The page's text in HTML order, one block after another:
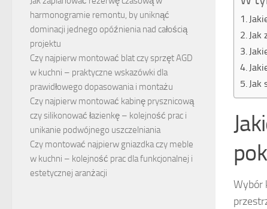
Jak
Jak
Wybór
harmonogramie remontu, by uniknąć
dominacji jednego opóźnienia nad całością
projektu
Czy najpierw montować blat czy sprzęt AGD
w kuchni – praktyczne wskazówki dla
prawidłowego dopasowania i montażu
Czy najpierw montować kabinę prysznicową
czy silikonować łazienkę – kolejność prac i
unikanie podwójnego uszczelniania
Czy montować najpierw gniazdka czy meble
w kuchni – kolejność prac dla funkcjonalnej i
estetycznej aranżacji